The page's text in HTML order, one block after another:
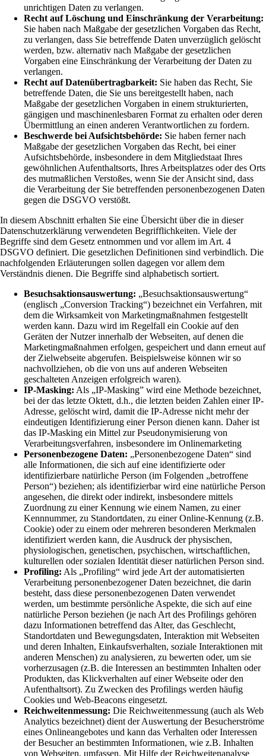
unrichtigen Daten zu verlangen.
Recht auf Löschung und Einschränkung der Verarbeitung:
Sie haben nach Maßgabe der gesetzlichen Vorgaben das Recht,
zu verlangen, dass Sie betreffende Daten unverzüglich gelöscht
werden, bzw. alternativ nach Maßgabe der gesetzlichen
Vorgaben eine Einschränkung der Verarbeitung der Daten zu
verlangen.
Recht auf Datenübertragbarkeit: Sie haben das Recht, Sie
betreffende Daten, die Sie uns bereitgestellt haben, nach
Maßgabe der gesetzlichen Vorgaben in einem strukturierten,
gängigen und maschinenlesbaren Format zu erhalten oder deren
Übermittlung an einen anderen Verantwortlichen zu fordern.
Beschwerde bei Aufsichtsbehörde: Sie haben ferner nach
Maßgabe der gesetzlichen Vorgaben das Recht, bei einer
Aufsichtsbehörde, insbesondere in dem Mitgliedstaat Ihres
gewöhnlichen Aufenthaltsorts, Ihres Arbeitsplatzes oder des Orts
des mutmaßlichen Verstoßes, wenn Sie der Ansicht sind, dass
die Verarbeitung der Sie betreffenden personenbezogenen Daten
gegen die DSGVO verstößt.
In diesem Abschnitt erhalten Sie eine Übersicht über die in dieser
Datenschutzerklärung verwendeten Begrifflichkeiten. Viele der
Begriffe sind dem Gesetz entnommen und vor allem im Art. 4
DSGVO definiert. Die gesetzlichen Definitionen sind verbindlich. Die
nachfolgenden Erläuterungen sollen dagegen vor allem dem
Verständnis dienen. Die Begriffe sind alphabetisch sortiert.
Besuchsaktionsauswertung: „Besuchsaktionsauswertung“
(englisch „Conversion Tracking“) bezeichnet ein Verfahren, mit
dem die Wirksamkeit von Marketingmaßnahmen festgestellt
werden kann. Dazu wird im Regelfall ein Cookie auf den
Geräten der Nutzer innerhalb der Webseiten, auf denen die
Marketingmaßnahmen erfolgen, gespeichert und dann erneut auf
der Zielwebseite abgerufen. Beispielsweise können wir so
nachvollziehen, ob die von uns auf anderen Webseiten
geschalteten Anzeigen erfolgreich waren).
IP-Masking: Als „IP-Masking” wird eine Methode bezeichnet,
bei der das letzte Oktett, d.h., die letzten beiden Zahlen einer IP-
Adresse, gelöscht wird, damit die IP-Adresse nicht mehr der
eindeutigen Identifizierung einer Person dienen kann. Daher ist
das IP-Masking ein Mittel zur Pseudonymisierung von
Verarbeitungsverfahren, insbesondere im Onlinemarketing
Personenbezogene Daten: „Personenbezogene Daten“ sind
alle Informationen, die sich auf eine identifizierte oder
identifizierbare natürliche Person (im Folgenden „betroffene
Person“) beziehen; als identifizierbar wird eine natürliche Person
angesehen, die direkt oder indirekt, insbesondere mittels
Zuordnung zu einer Kennung wie einem Namen, zu einer
Kennnummer, zu Standortdaten, zu einer Online-Kennung (z.B.
Cookie) oder zu einem oder mehreren besonderen Merkmalen
identifiziert werden kann, die Ausdruck der physischen,
physiologischen, genetischen, psychischen, wirtschaftlichen,
kulturellen oder sozialen Identität dieser natürlichen Person sind.
Profiling: Als „Profiling“ wird jede Art der automatisierten
Verarbeitung personenbezogener Daten bezeichnet, die darin
besteht, dass diese personenbezogenen Daten verwendet
werden, um bestimmte persönliche Aspekte, die sich auf eine
natürliche Person beziehen (je nach Art des Profilings gehören
dazu Informationen betreffend das Alter, das Geschlecht,
Standortdaten und Bewegungsdaten, Interaktion mit Webseiten
und deren Inhalten, Einkaufsverhalten, soziale Interaktionen mit
anderen Menschen) zu analysieren, zu bewerten oder, um sie
vorherzusagen (z.B. die Interessen an bestimmten Inhalten oder
Produkten, das Klickverhalten auf einer Webseite oder den
Aufenthaltsort). Zu Zwecken des Profilings werden häufig
Cookies und Web-Beacons eingesetzt.
Reichweitenmessung: Die Reichweitenmessung (auch als Web
Analytics bezeichnet) dient der Auswertung der Besucherströme
eines Onlineangebotes und kann das Verhalten oder Interessen
der Besucher an bestimmten Informationen, wie z.B. Inhalten
von Webseiten, umfassen. Mit Hilfe der Reichweitenanalyse